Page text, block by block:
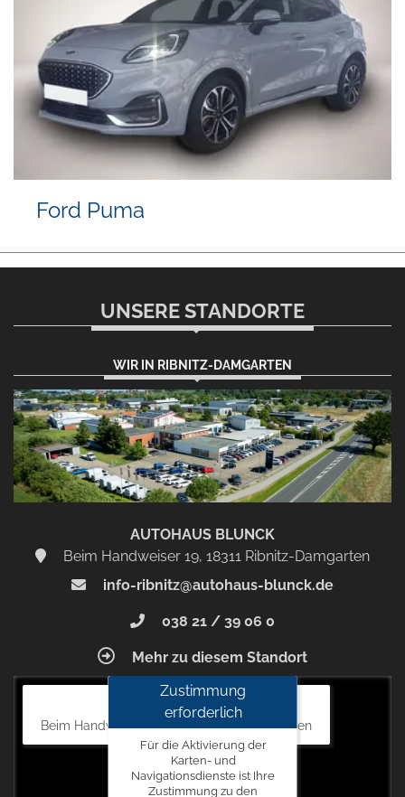
Ford Puma
UNSERE STANDORTE
WIR IN RIBNITZ-DAMGARTEN
AUTOHAUS BLUNCK
Beim Handweiser 19, 18311 Ribnitz-Damgarten
info-ribnitz@autohaus-blunck.de
038 21 / 39 06 0
Mehr zu diesem Standort
Autohaus Blunck
Beim Handweiser 19, 18311 Ribnitz-Damgarten
Zustimmung
erforderlich
Für die Aktivierung der
Karten- und
Navigationsdienste ist Ihre
Zustimmung zu den